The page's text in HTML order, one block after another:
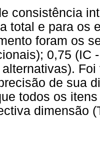
consistência
total e para os
foram os
0,75 (IC
alternativas).
de sua
todos os
dimensão